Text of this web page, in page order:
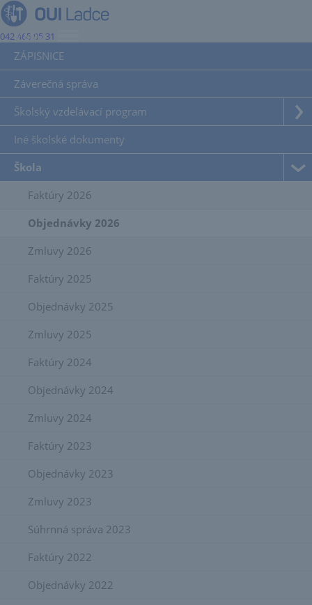
MENU
042 465 05 31
ZÁPISNICE
Záverečná správa
Školský vzdelávací program
Iné školské dokumenty
Škola
Faktúry 2026
Objednávky 2026
Zmluvy 2026
Faktúry 2025
Objednávky 2025
Zmluvy 2025
Faktúry 2024
Objednávky 2024
Zmluvy 2024
Faktúry 2023
Objednávky 2023
Zmluvy 2023
Súhrnná správa 2023
Faktúry 2022
Objednávky 2022